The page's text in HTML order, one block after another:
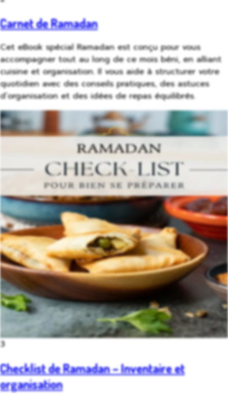
Carnet de Ramadan
Cet eBook spécial Ramadan est conçu pour vous
accompagner tout au long de ce mois béni, en alliant
cuisine et organisation. Il vous aide à structurer votre
quotidien avec des conseils pratiques, des astuces
d’organisation et des idées de repas équilibrés.
3
Checklist de Ramadan – Inventaire et
organisation